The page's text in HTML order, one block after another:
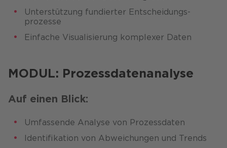
Unterstützung fundierter Entscheidungs-
prozesse​
Einfache Visualisierung komplexer Daten​
MODUL: Prozessdatenanalyse
Auf einen Blick:
Umfassende Analyse von Prozessdaten​
Identifikation von Abweichungen ​und Trends